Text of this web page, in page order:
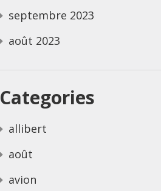
septembre 2023
août 2023
Categories
allibert
août
avion